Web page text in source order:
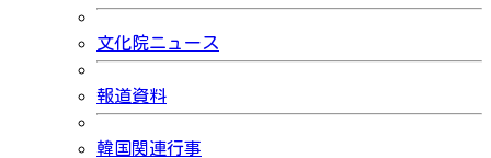
文化院ニュース
報道資料
韓国関連行事